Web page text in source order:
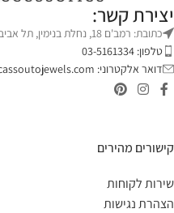
יצירת קשר:
כתובת: רמב'ם 18, נחלת בנימין, תל אביב
טלפון: 03-5161334
דואר אלקטרוני:
קישורים מהירים
שירות לקוחות
הצהרת נגישות